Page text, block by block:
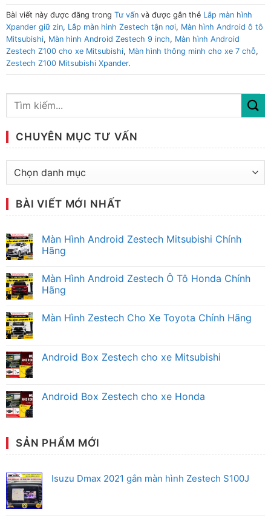
Bài viết này được đăng trong Tư vấn và được gắn thẻ Lắp màn hình
Xpander giữ zin, Lắp màn hình Zestech tận nơi, Màn hình Android ô tô
Mitsubishi, Màn hình Android Zestech 9 inch, Màn hình Android
Zestech Z100 cho xe Mitsubishi, Màn hình thông minh cho xe 7 chỗ,
Zestech Z100 Mitsubishi Xpander.
CHUYÊN MỤC TƯ VẤN
Chuyên
vấnBÀI VIẾT MỚI NHẤT
Màn Hình Android Zestech Mitsubishi Chính
Hãng
bình
luận
ở
Android
Màn Hình Android Zestech Ô Tô Honda Chính
Hãng
bình
Android
Chính
Màn Hình Zestech Cho Xe Toyota Chính Hãng
luận
ở
Cho
Xe
Android Box Zestech cho xe Mitsubishi
luận
ở
xe
Mitsubishi
Android Box Zestech cho xe Honda
ở
Android
Box
cho
xe
Honda
SẢN PHẨM MỚI
Isuzu Dmax 2021 gắn màn hình Zestech S100J